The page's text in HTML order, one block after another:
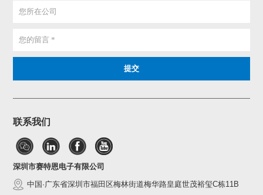
联系我们
深圳市赛特恩电子有限公司
中国·广东省深圳市福田区梅林街道梅华路皇庭世茂裕玺C栋11B